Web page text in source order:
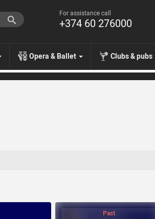
For assistance call
+374 60 276000
Opera & Ballet Clubs & pubs
Past